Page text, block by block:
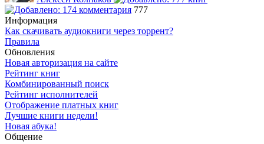
777
Информация
Как скачивать аудиокниги через торрент?
Правила
Обновления
Новая авторизация на сайте
Рейтинг книг
Комбинированный поиск
Рейтинг исполнителей
Отображение платных книг
Лучшие книги недели!
Новая абука!
Общение